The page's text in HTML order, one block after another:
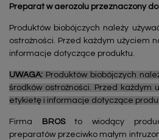
Preparat w aerozolu przeznaczony
Produktów biobójczych należy
ostrożności. Przed każdym użyciem
informacje dotyczące produktu.
UWAGA: Produktów biobójczych
środków ostrożności. Przed każdym
etykietę i informacje dotyczące
Firma BROSto wiodący
preparatów przeciwko małym